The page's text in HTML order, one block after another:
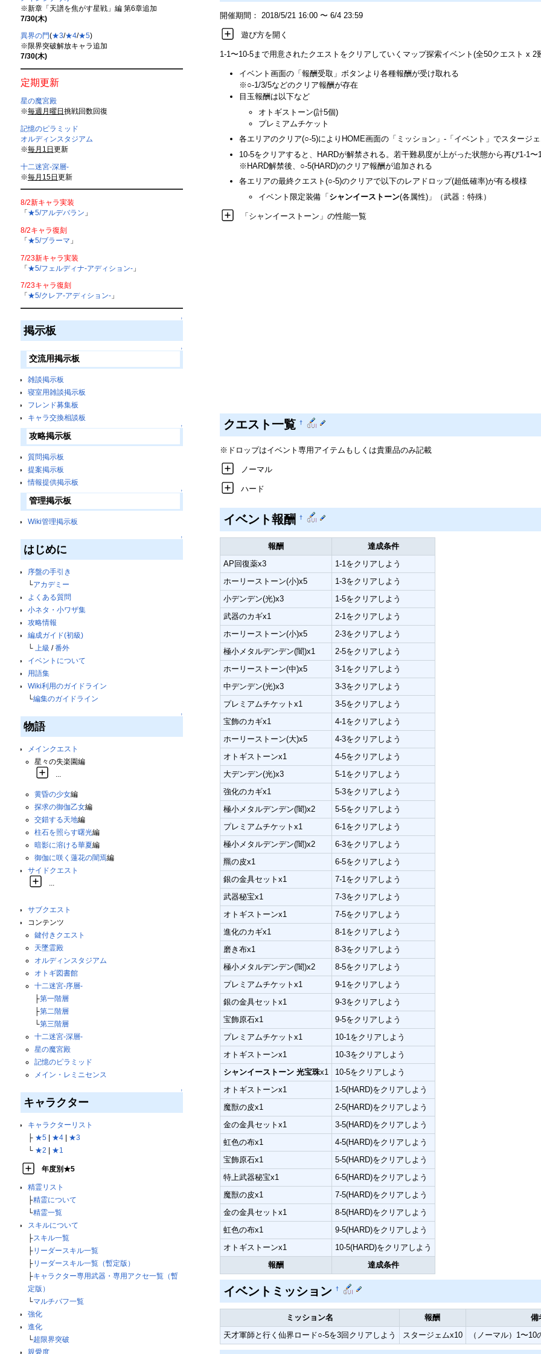
※新章「天譜を焦がす星戦」編 第6章追加
7/30(木)
異界の門(★3/★4/★5)
※限界突破解放キャラ追加
7/30(木)
定期更新
星の魔宮殿
※毎週月曜日 挑戦回数回復
記憶のピラミッド
オルディンスタジアム
※毎月1日 更新
十二迷宮-深層-
※毎月15日更新
8/2新キャラ実装
「 ★5/アルデバラン 」
8/2キャラ復刻
「★5/ブラーマ 」
7/23新キャラ実装
「★5/フェルディナ-アディション-」
7/23キャラ復刻
「 ★5/クレア-アディション-」
↑
掲示板
↑
交流用掲示板
雑談掲示板
寝室用雑談掲示板
フレンド募集板
キャラ交換相談板
↑
攻略掲示板
質問掲示板
提案掲示板
情報提供掲示板
↑
管理掲示板
Wiki管理掲示板
↑
はじめに
序盤の手引き
└アカデミー
よくある質問
小ネタ・小ワザ集
攻略情報
編成ガイド(初級)
└
上級 /番外
イベントについて
用語集
Wiki利用のガイドライン
└編集のガイドライン
↑
物語
メインクエスト
星々の失楽園編
黄昏の少女編
探求の御伽乙女編
交錯する天地編
柱石を照らす曙光編
暗影に溶ける華夏編
御伽に咲く蓮花の闇焉編
サイドクエスト
サブクエスト
コンテンツ
鍵付きクエスト
天墜霊殿
オルディンスタジアム
オトギ図書館
十二迷宮-序層-
├第一階層
├第二階層
└第三階層
十二迷宮-深層-
星の魔宮殿
記憶のピラミッド
メイン・レミニセンス
↑
キャラクター
キャラクターリスト
├ ★5| ★4| ★3
└ ★2 | ★1
年度別★5
精霊リスト
├精霊について
└精霊一覧
スキルについて
├スキル一覧
├リーダースキル一覧
├リーダースキル一覧（暫定版）
├キャラクター専用武器・専用アクセ一覧（暫
定版）
└マルチバフ一覧
強化
進化
└超限界突破
親愛度
開催期間： 2018/5/21 16:00 〜 6/4 23:59
遊び方を開く
1-1〜10-5まで用意されたクエストをクリアしていくマップ探索イベント(全50クエスト x 2
イベント画面の「報酬受取」ボタンより各種報酬が受け取れる
※○-1/3/5などのクリア報酬が存在
目玉報酬は以下など
オトギストーン(計5個)
プレミアムチケット
各エリアのクリア(○-5)によりHOME画面の「ミッション」-「イベント」でスタージ
10-5をクリアすると、HARDが解禁される。若干難易度が上がった状態から再び1-1
※HARD解禁後、○-5(HARD)のクリア報酬が追加される
各エリアの最終クエスト(○-5)のクリアで以下のレアドロップ(超低確率)が有る模様
イベント限定装備「シャンイーストーン(各属性)」（武器：特殊）
「シャンイーストーン」の性能一覧
クエスト一覧 †
※ドロップはイベント専用アイテムもしくは貴重品のみ記載
ノーマル
ハード
イベント報酬 †
報酬 達成条件
報酬 達成条件
AP回復薬x3
1-1をクリアしよう
ホーリーストーン(小)x5
1-3をクリアしよう
小デンデン(光)x3
1-5をクリアしよう
武器のカギx1
2-1をクリアしよう
ホーリーストーン(小)x5
2-3をクリアしよう
極小メタルデンデン(闇)x1
2-5をクリアしよう
ホーリーストーン(中)x5
3-1をクリアしよう
中デンデン(光)x3
3-3をクリアしよう
プレミアムチケットx1
3-5をクリアしよう
宝飾のカギx1
4-1をクリアしよう
ホーリーストーン(大)x5
4-3をクリアしよう
オトギストーンx1
4-5をクリアしよう
大デンデン(光)x3
5-1をクリアしよう
強化のカギx1
5-3をクリアしよう
極小メタルデンデン(闇)x2
5-5をクリアしよう
プレミアムチケットx1
6-1をクリアしよう
極小メタルデンデン(闇)x2
6-3をクリアしよう
羆の皮x1
6-5をクリアしよう
銀の金具セットx1
7-1をクリアしよう
武器秘宝x1
7-3をクリアしよう
オトギストーンx1
7-5をクリアしよう
進化のカギx1
8-1をクリアしよう
磨き布x1
8-3をクリアしよう
極小メタルデンデン(闇)x2
8-5をクリアしよう
プレミアムチケットx1
9-1をクリアしよう
銀の金具セットx1
9-3をクリアしよう
宝飾原石x1
9-5をクリアしよう
プレミアムチケットx1
10-1をクリアしよう
オトギストーンx1
10-3をクリアしよう
シャンイーストーン 光宝珠x1
10-5をクリアしよう
オトギストーンx1
1-5(HARD)をクリアしよう
魔獣の皮x1
2-5(HARD)をクリアしよう
金の金具セットx1
3-5(HARD)をクリアしよう
虹色の布x1
4-5(HARD)をクリアしよう
宝飾原石x1
5-5(HARD)をクリアしよう
特上武器秘宝x1
6-5(HARD)をクリアしよう
魔獣の皮x1
7-5(HARD)をクリアしよう
金の金具セットx1
8-5(HARD)をクリアしよう
虹色の布x1
9-5(HARD)をクリアしよう
オトギストーンx1
10-5(HARD)をクリアしよう
イベントミッション †
ミッション名 報酬
備
天才軍師と行く仙界ロード○-5を3回クリアしよう
スタージェムx10 （ノーマル）1〜